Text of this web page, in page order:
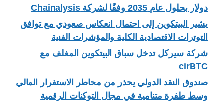
دولار بحلول عام 2035 وفقًا لشركة Chainalysis
يشير البيتكوين إلى احتمال انعكاس صعودي مع توافق
التوترات الاقتصادية الكلية والمؤشرات الفنية
شركة سيركل تدخل سباق البيتكوين المغلف مع
cirBTC
صندوق النقد الدولي يحذر من مخاطر الاستقرار المالي
وسط طفرة متنامية في مجال التوكنات الرقمية